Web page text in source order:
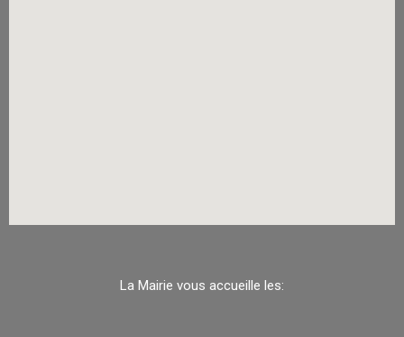
La Mairie vous accueille les: